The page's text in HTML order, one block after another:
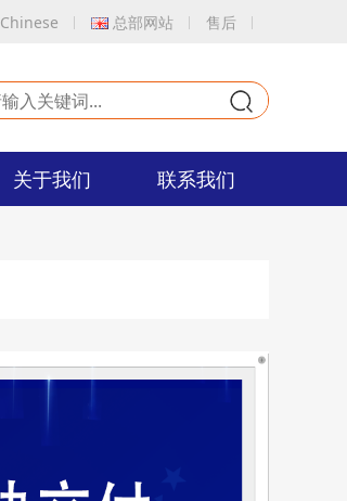
Chinese 总部网站 售后
关于我们 联系我们